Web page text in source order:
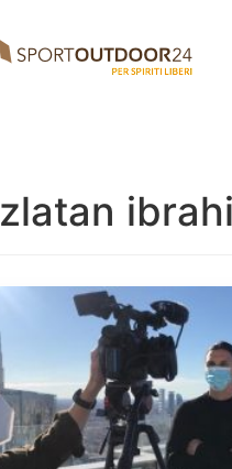
zlatan